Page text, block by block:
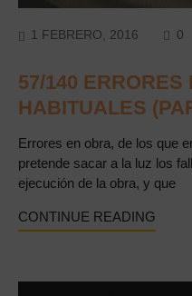
1 FEBRERO, 2016 0
57/140 ERRORES
HABITUALES
Errores en obra, de los que
pretende sacar a la luz los
ejecución de la obra, y que
CONTINUE READING